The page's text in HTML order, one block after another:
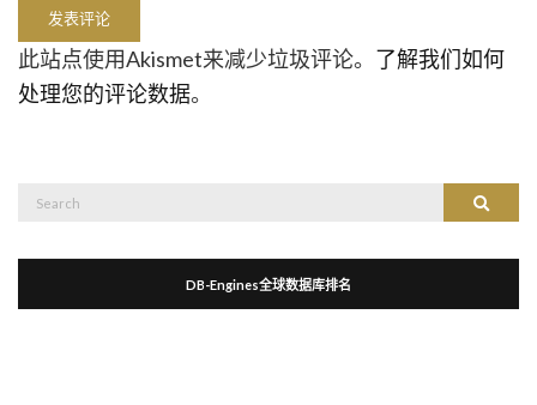
此站点使用Akismet来减少垃圾评论。 了解我们如何
处理您的评论数据。
Search
DB-Engines全球数据库排名